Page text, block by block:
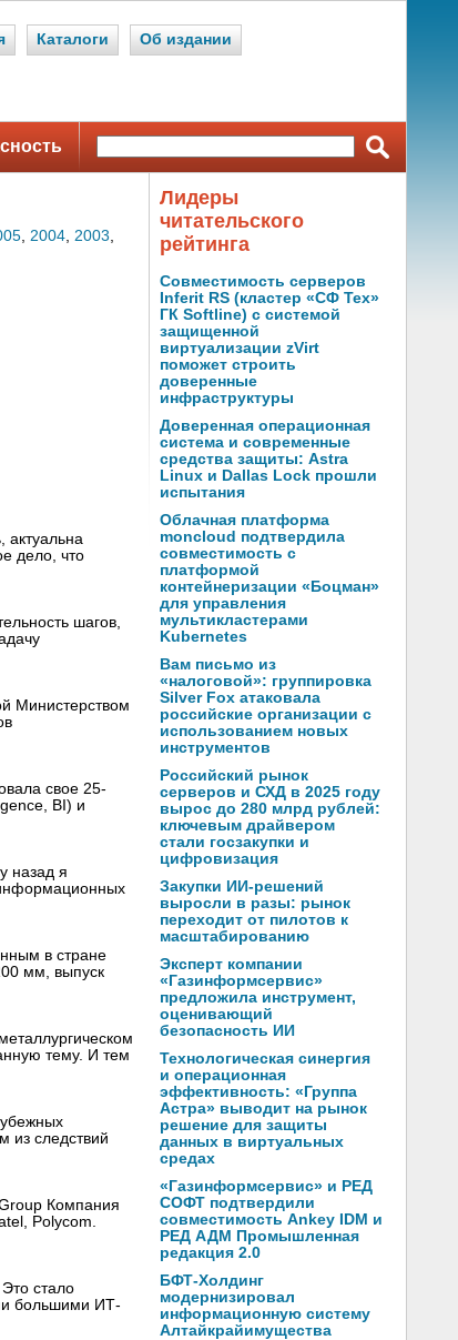
Каталоги Об издании
, 2004, 2003,
актуальна
дело, что
шагов,
Министерством
свое 25-
BI) и
назад я
в стране
мм, выпуск
тему. И тем
из следствий
Компания
Polycom.
стало
большими ИТ-
Лидеры
читательского
рейтинга
Совместимость серверов
Inferit RS (кластер «СФ Тех»
ГК Softline) с системой
защищенной
виртуализации zVirt
поможет строить
доверенные
инфраструктуры
Доверенная операционная
система и современные
средства защиты: Astra
Linux и Dallas Lock прошли
испытания
Облачная платформа
moncloud подтвердила
совместимость с
платформой
контейнеризации «Боцман»
для управления
мультикластерами
Kubernetes
Вам письмо из
«налоговой»: группировка
Silver Fox атаковала
российские организации с
использованием новых
инструментов
Российский рынок
серверов и СХД в 2025 году
вырос до 280 млрд рублей:
ключевым драйвером
стали госзакупки и
цифровизация
Закупки ИИ-решений
выросли в разы: рынок
переходит от пилотов к
масштабированию
Эксперт компании
«Газинформсервис»
предложила инструмент,
оценивающий
безопасность ИИ
Технологическая синергия
и операционная
эффективность: «Группа
Астра» выводит на рынок
решение для защиты
данных в виртуальных
средах
«Газинформсервис» и РЕД
СОФТ подтвердили
совместимость Ankey IDM и
РЕД АДМ Промышленная
редакция 2.0
БФТ-Холдинг
модернизировал
информационную систему
Алтайкрайимущества